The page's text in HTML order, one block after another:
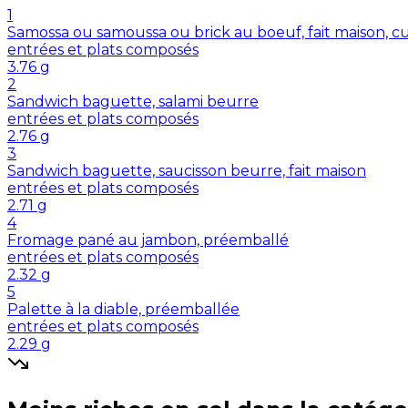
1
Samossa ou samoussa ou brick au boeuf, fait maison,
entrées et plats composés
3.76 g
2
Sandwich baguette, salami beurre
entrées et plats composés
2.76 g
3
Sandwich baguette, saucisson beurre, fait maison
entrées et plats composés
2.71 g
4
Fromage pané au jambon, préemballé
entrées et plats composés
2.32 g
5
Palette à la diable, préemballée
entrées et plats composés
2.29 g